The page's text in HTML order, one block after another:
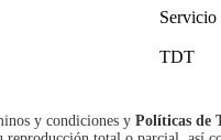
Servicio
TDT
y condiciones y Políticas de